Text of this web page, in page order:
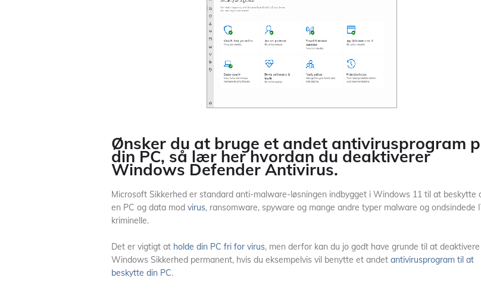
Ønsker du at bruge et andet antivirusprogram
din PC, så lær her hvordan du deaktiverer
Windows Defender Antivirus.
Microsoft Sikkerhed er standard anti-malware-løsningen indbygget i Windows 11 til at beskytte
en PC og data mod virus, ransomware, spyware og mange andre typer malware og ondsindede
kriminelle.
Det er vigtigt at holde din PC fri for virus, men derfor kan du jo godt have grunde til at deaktivere
Windows Sikkerhed permanent, hvis du eksempelvis vil benytte et andet antivirusprogram til at
beskytte din PC.